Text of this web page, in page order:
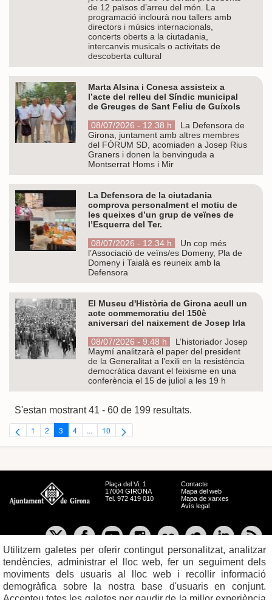
de 12 països d’arreu del món. La
programació inclourà nou tallers amb
directors i músics internacionals,
concerts oberts a la ciutadania,
intercanvis musicals o activitats de
descoberta cultural
Marta Alsina i Conesa assisteix a
l’acte del relleu del Síndic municipal
de Greuges de Sant Feliu de Guíxols
08/07/2026 - 12.38 h
La Defensora de
Girona, juntament amb altres membres
del FÒRUM SD, acomiaden a Josep Rius
Graners i donen la benvinguda a
Montserrat Homs i Mir
La Defensora de la ciutadania
comprova personalment el motiu de
les queixes d’un grup de veïnes de
l’Esquerra del Ter.
08/07/2026 - 12.34 h
Un cop més
l’Associació de veïns/es Domeny, Pla de
Domeny i Taialà es reuneix amb la
Defensora
El Museu d'Història de Girona acull un
acte commemoratiu del 150è
aniversari del naixement de Josep Irla
08/07/2026 - 9.48 h
L’historiador Josep
Maymí analitzarà el paper del president
de la Generalitat a l’exili en la resistència
democràtica davant el feixisme en una
conferència el 15 de juliol a les 19 h
S'estan mostrant 41 - 60 de 199 resultats.
Pàgina
1 Pàgina
2 Pàgina
3 Pàgina
4 ...Pàgines intermèdies Utilitzeu TAB per navegar.
Pàgina
10
Plaça del Vi, 1
17004 GIRONA
Tel. 972 419 010
Contacte
Mapa del web
Mapa de xarxes
Avís legal
Utilitzem galetes per oferir contingut personalitzat, analitzar
tendències, administrar el lloc web, fer un seguiment dels
moviments dels usuaris al lloc web i recollir informació
demogràfica sobre la nostra base d'usuaris en conjunt.